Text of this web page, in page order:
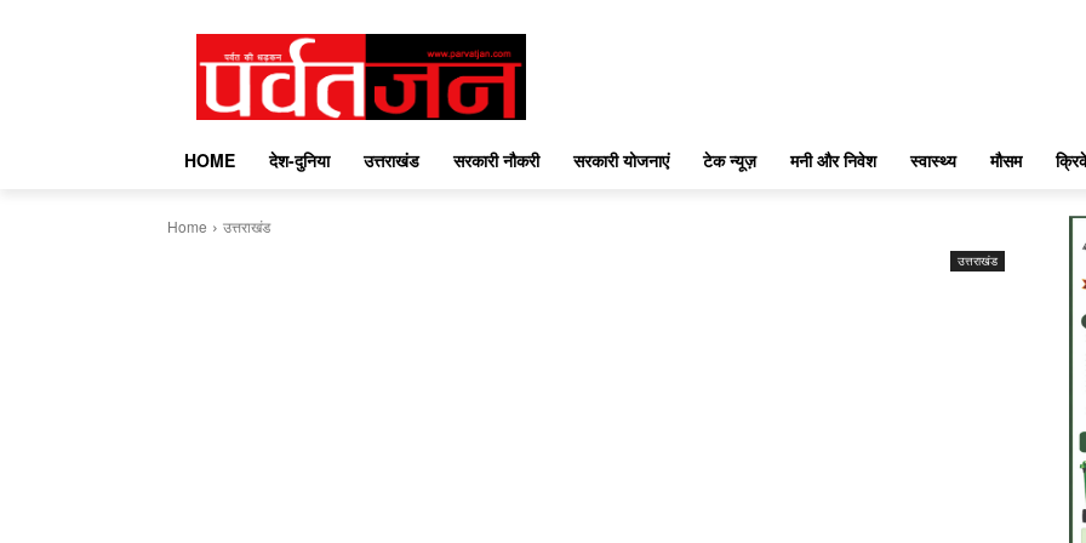
HOME देश-दुनिया उत्तराखंड सरकारी नौकरी सरकारी योजनाएं टेक न्यूज़ मनी और निवेश स्वास्थ्य मौसम
Home उत्तराखंड
उत्तराखंड